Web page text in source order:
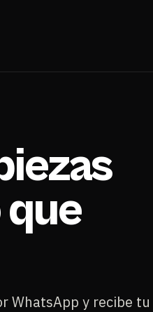
que
WhatsApp y recibe tu